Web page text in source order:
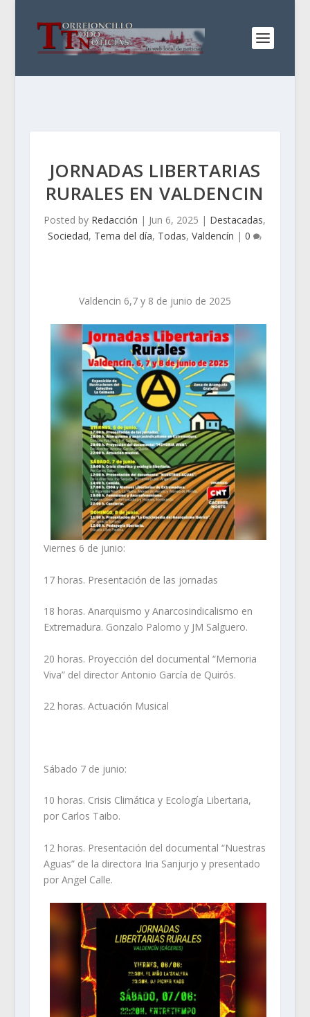
JORNADAS LIBERTARIAS
RURALES EN VALDENCIN
Posted by Redacción | Jun 6, 2025 | Destacadas,
Sociedad, Tema del día, Todas,Valdencín |0
Valdencin 6,7 y 8 de junio de 2025
Viernes 6 de junio:
17 horas. Presentación de las jornadas
18 horas. Anarquismo y Anarcosindicalismo en
Extremadura. Gonzalo Palomo y JM Salguero.
20 horas. Proyección del documental “Memoria
Viva” del director Antonio García de Quirós.
22 horas. Actuación Musical
Sábado 7 de junio:
10 horas. Crisis Climática y Ecología Libertaria,
por Carlos Taibo.
12 horas. Presentación del documental “Nuestras
Aguas” de la directora Iria Sanjurjo y presentado
por Angel Calle.